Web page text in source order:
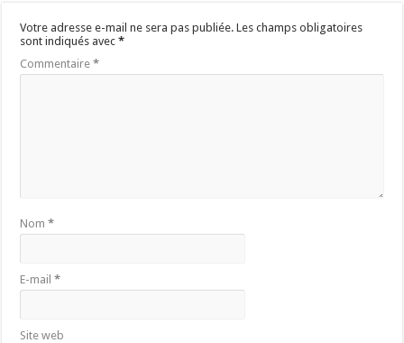
Votre adresse e-mail ne sera pas publiée. Les champs obligatoires
sont indiqués avec*
Commentaire*
Nom*
E-mail*
Site web